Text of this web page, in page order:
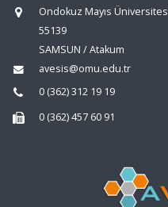
Ondokuz Mayıs
55139
SAMSUN / Atakum
avesis@omu.edu.tr
0 (362) 312 19 19
0 (362) 457 60 91